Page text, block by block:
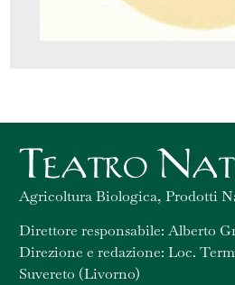
Agricoltura Biologica, Prodotti
Direttore responsabile: Alberto
Direzione e redazione: Loc.
Suvereto (Livorno)